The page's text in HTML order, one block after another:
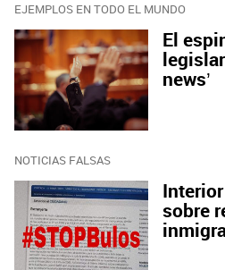
EJEMPLOS EN TODO EL MUNDO
El
news’
NOTICIAS FALSAS
sobre